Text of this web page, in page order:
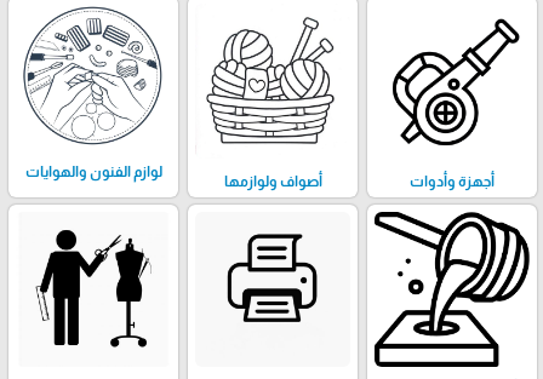
أجهزة وأدوات أصواف ولوازمها
لوازم الفنون والهوايات